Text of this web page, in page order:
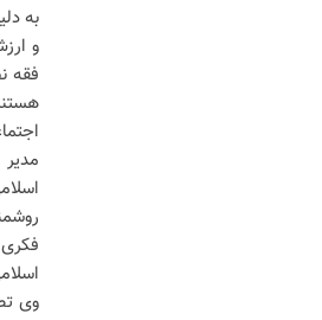
به
و
فقه
وی